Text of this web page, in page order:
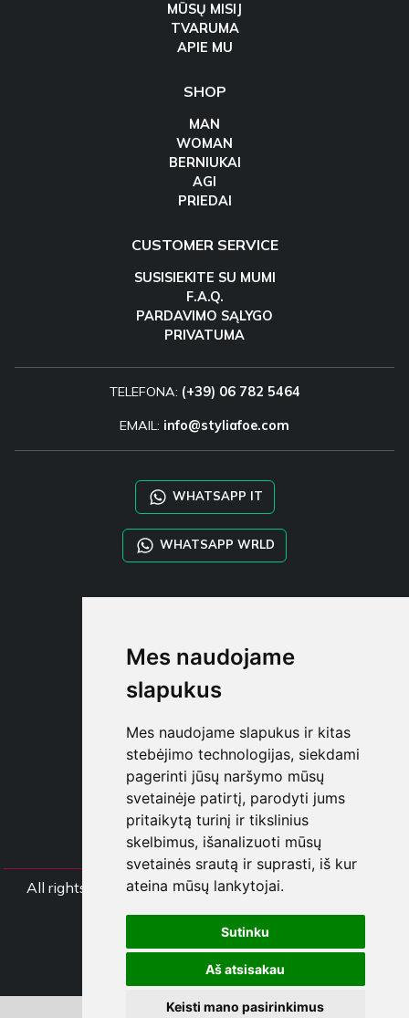
Mes naudojame
slapukus
Mes naudojame slapukus ir kitas
stebėjimo technologijas, siekdami
pagerinti jūsų naršymo mūsų
svetainėje patirtį, parodyti jums
pritaikytą turinį ir tikslinius
skelbimus, išanalizuoti mūsų
svetainės srautą ir suprasti, iš kur
ateina mūsų lankytojai.
Sutinku
Aš atsisakau
Keisti mano pasirinkimus
MŪSŲ MISIJ
TVARUMA
APIE MU
SHOP
MAN
WOMAN
BERNIUKAI
AGI
PRIEDAI
CUSTOMER SERVICE
SUSISIEKITE SU MUMI
F.A.Q.
PARDAVIMO SĄLYGO
PRIVATUMA
TELEFONA: (+39) 06 782 5464
EMAIL: info@styliafoe.com
WHATSAPP IT
WHATSAPP WRLD
TAYLOR MADE ORDERS
REGISTRUOT
PRISIJUNGT
PIRKINIŲ KREPŠELI
All rights Styliafoe s.r.l. © 2025 - PVM mokėtojo koda
Follow us